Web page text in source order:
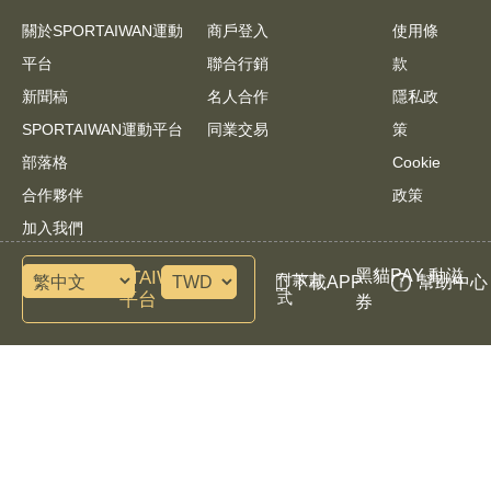
關於SPORTAIWAN運動
平台
新聞稿
SPORTAIWAN運動平台
部落格
合作夥伴
加入我們
商戶登入
聯合行銷
名人合作
同業交易
使用條
款
隱私政
策
Cookie
政策
諮詢SPORTAIWAN運動
平台
付款方
式
黑貓PAY 動滋
券
下載APP 幫助中心